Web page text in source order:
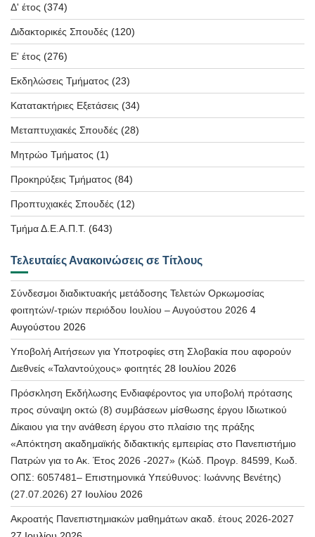
Δ' έτος (374)
Διδακτορικές Σπουδές (120)
Ε' έτος (276)
Εκδηλώσεις Τμήματος (23)
Κατατακτήριες Εξετάσεις (34)
Μεταπτυχιακές Σπουδές (28)
Μητρώο Τμήματος (1)
Προκηρύξεις Τμήματος (84)
Προπτυχιακές Σπουδές (12)
Τμήμα Δ.Ε.Α.Π.Τ. (643)
Τελευταίες Ανακοινώσεις σε Τίτλους
Σύνδεσμοι διαδικτυακής μετάδοσης Τελετών Ορκωμοσίας
φοιτητών/-τριών περιόδου Ιουλίου – Αυγούστου 2026 4
Αυγούστου 2026
Υποβολή Αιτήσεων για Υποτροφίες στη Σλοβακία που αφορούν
Διεθνείς «Ταλαντούχους» φοιτητές 28 Ιουλίου 2026
Πρόσκληση Εκδήλωσης Ενδιαφέροντος για υποβολή πρότασης
προς σύναψη οκτώ (8) συμβάσεων μίσθωσης έργου Ιδιωτικού
Δίκαιου για την ανάθεση έργου στο πλαίσιο της πράξης
«Απόκτηση ακαδημαϊκής διδακτικής εμπειρίας στο Πανεπιστήμιο
Πατρών για το Ακ. Έτος 2026 -2027» (Κώδ. Προγρ. 84599, Κωδ.
ΟΠΣ: 6057481– Επιστημονικά Υπεύθυνος: Ιωάννης Βενέτης)
(27.07.2026) 27 Ιουλίου 2026
Ακροατής Πανεπιστημιακών μαθημάτων ακαδ. έτους 2026-2027